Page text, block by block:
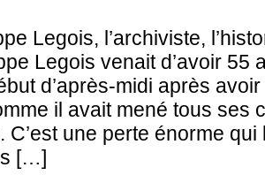
Legois, l’archiviste,
Legois venait d’avoir 55
d’après-midi après
il avait mené tous ses
C’est une perte énorme
[…]